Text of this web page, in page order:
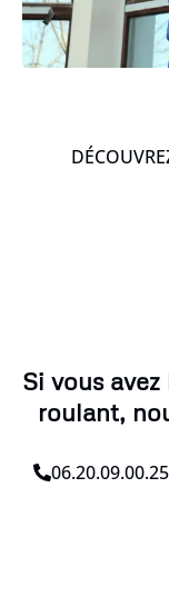
Si vous
roulant,
06.20.09.00.25